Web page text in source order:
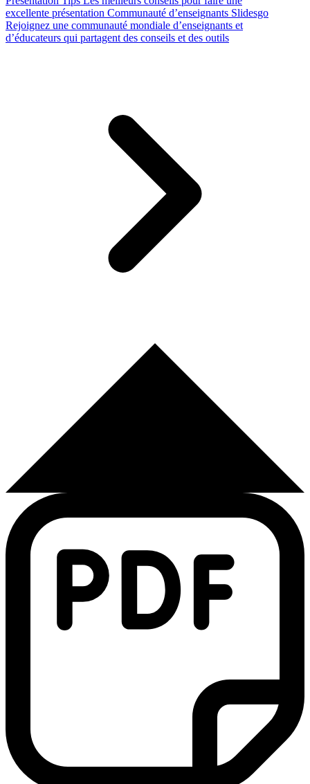
excellente présentation Communauté d’enseignants Slidesgo
Rejoignez une communauté mondiale d’enseignants et
d’éducateurs qui partagent des conseils et des outils